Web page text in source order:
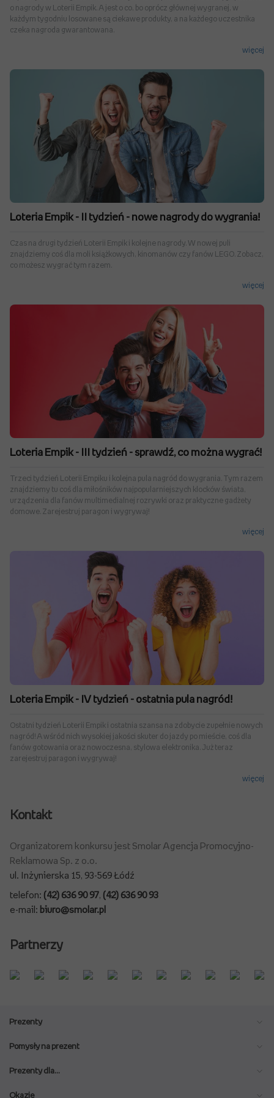
o nagrody w Loterii Empik. A jest o co, bo oprócz głównej wygranej, w
każdym tygodniu losowane są ciekawe produkty, a na każdego uczestnika
czeka nagroda gwarantowana.
więcej
Loteria Empik - II tydzień - nowe nagrody do wygrania!
Czas na drugi tydzień Loterii Empik i kolejne nagrody. W nowej puli
znajdziemy coś dla moli książkowych, kinomanów czy fanów LEGO. Zobacz,
co możesz wygrać tym razem.
więcej
Loteria Empik - III tydzień - sprawdź, co można wygrać!
Trzeci tydzień Loterii Empiku i kolejna pula nagród do wygrania. Tym razem
znajdziemy tu coś dla miłośników najpopularniejszych klocków świata,
urządzenia dla fanów multimedialnej rozrywki oraz praktyczne gadżety
domowe. Zarejestruj paragon i wygrywaj!
więcej
Loteria Empik - IV tydzień - ostatnia pula nagród!
Ostatni tydzień Loterii Empik i ostatnia szansa na zdobycie zupełnie nowych
nagród! A wśród nich wysokiej jakości skuter do jazdy po mieście, coś dla
fanów gotowania oraz nowoczesna, stylowa elektronika. Już teraz
zarejestruj paragon i wygrywaj!
więcej
Kontakt
Organizatorem konkursu jest Smolar Agencja Promocyjno-
Reklamowa Sp. z o.o.
ul. Inżynierska 15, 93-569 Łódź
telefon: (42) 636 90 97, (42) 636 90 93
e-mail: biuro@smolar.pl
Partnerzy
Prezenty
Pomysły na prezent
Prezenty dla…
Okazje